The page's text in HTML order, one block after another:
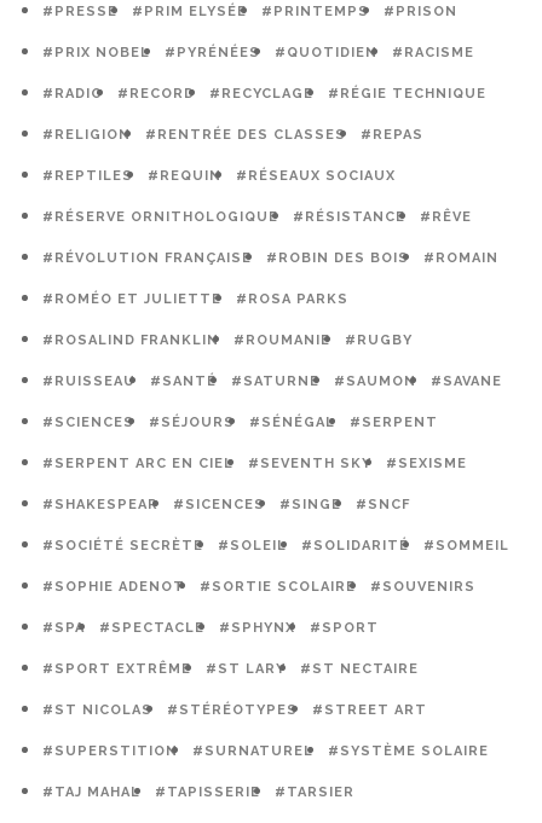
#PRESSE #PRIM ELYSÉE #PRINTEMPS #PRISON
#PRIX NOBEL #PYRÉNÉES #QUOTIDIEN #RACISME
#RADIO #RECORD #RECYCLAGE #RÉGIE TECHNIQUE
#RELIGION #RENTRÉE DES CLASSES #REPAS
#REPTILES #REQUIN #RÉSEAUX SOCIAUX
#RÉSERVE ORNITHOLOGIQUE #RÉSISTANCE #RÊVE
#RÉVOLUTION FRANÇAISE #ROBIN DES BOIS #ROMAIN
#ROMÉO ET JULIETTE #ROSA PARKS
#ROSALIND FRANKLIN #ROUMANIE #RUGBY
#RUISSEAU #SANTÉ #SATURNE #SAUMON #SAVANE
#SCIENCES #SÉJOURS #SÉNÉGAL #SERPENT
#SERPENT ARC EN CIEL #SEVENTH SKY #SEXISME
#SHAKESPEAR #SICENCES #SINGE #SNCF
#SOCIÉTÉ SECRÈTE #SOLEIL #SOLIDARITÉ #SOMMEIL
#SOPHIE ADENOT #SORTIE SCOLAIRE #SOUVENIRS
#SPA #SPECTACLE #SPHYNX #SPORT
#SPORT EXTRÊME #ST LARY #ST NECTAIRE
#ST NICOLAS #STÉRÉOTYPES #STREET ART
#SUPERSTITION #SURNATUREL #SYSTÈME SOLAIRE
#TAJ MAHAL #TAPISSERIE #TARSIER